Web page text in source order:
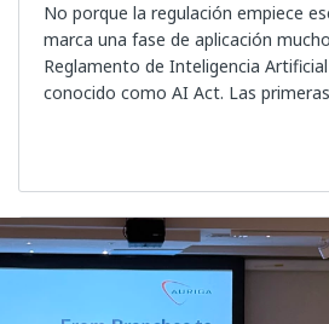
No porque la regulación empiece
marca una fase de aplicación
Reglamento de Inteligencia
conocido como AI Act. Las